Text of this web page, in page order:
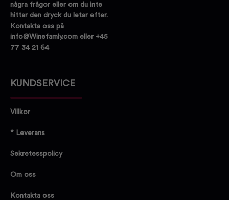
några frågor eller om du inte
hittar den dryck du letar efter.
Kontakta oss på
info@Winefamly.com eller +45
77 34 21 64
KUNDSERVICE
Villkor
* Leverans
Sekretesspolicy
Om oss
Kontakta oss